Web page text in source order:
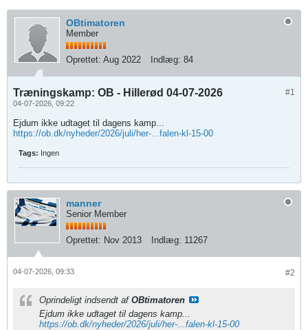
OBtimatoren
Member
Oprettet: Aug 2022 Indlæg: 84
#1
Træningskamp: OB - Hillerød 04-07-2026
04-07-2026, 09:22
Ejdum ikke udtaget til dagens kamp...
https://ob.dk/nyheder/2026/juli/her-...falen-kl-15-00
Tags: Ingen
manner
Senior Member
Oprettet: Nov 2013 Indlæg: 11267
#2
04-07-2026, 09:33
Oprindeligt indsendt af OBtimatoren
Ejdum ikke udtaget til dagens kamp...
https://ob.dk/nyheder/2026/juli/her-...falen-kl-15-00